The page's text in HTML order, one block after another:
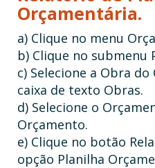
Orçamentária.
a) Clique no menu
b) Clique no submenu
c) Selecione a Obra
caixa de texto Obras.
d) Selecione o
Orçamento.
e) Clique no botão
opção Planilha